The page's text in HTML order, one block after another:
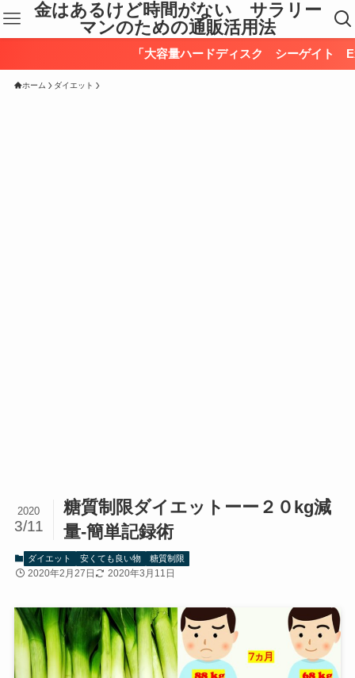
金はあるけど時間がない サラリー
マンのための通販活用法
「大容量ハードディスク シーゲイト Exos X18
ホーム ダイエット
糖質制限ダイエットーー２０kg減
量-簡単記録術
2020
3/11
ダイエット 安くても良い物 糖質制限
2020年2月27日 2020年3月11日